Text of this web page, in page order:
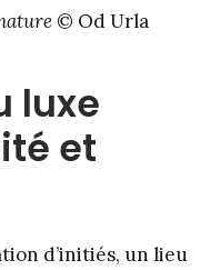
© Od Urla
luxe
et
d’initiés, un lieu